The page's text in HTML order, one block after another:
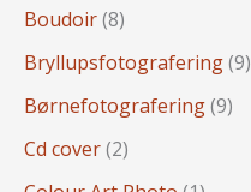
Boudoir(8)
Bryllupsfotografering(9)
Børnefotografering(9)
Cd cover(2)